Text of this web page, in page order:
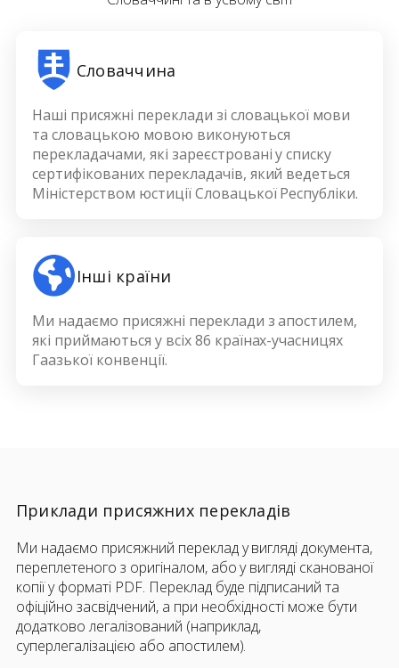
Словаччина
Наші присяжні переклади зі словацької мови
та словацькою мовою виконуються
перекладачами, які зареєстровані у списку
сертифікованих перекладачів, який ведеться
Міністерством юстиції Словацької Республіки.
Інші країни
Ми надаємо присяжні переклади з апостилем,
які приймаються у всіх 86 країнах-учасницях
Гаазької конвенції.
Приклади присяжних перекладів
Ми надаємо присяжний переклад у вигляді документа,
переплетеного з оригіналом, або у вигляді сканованої
копії у форматі PDF. Переклад буде підписаний та
офіційно засвідчений, а при необхідності може бути
додатково легалізований (наприклад,
суперлегалізацією або апостилем).